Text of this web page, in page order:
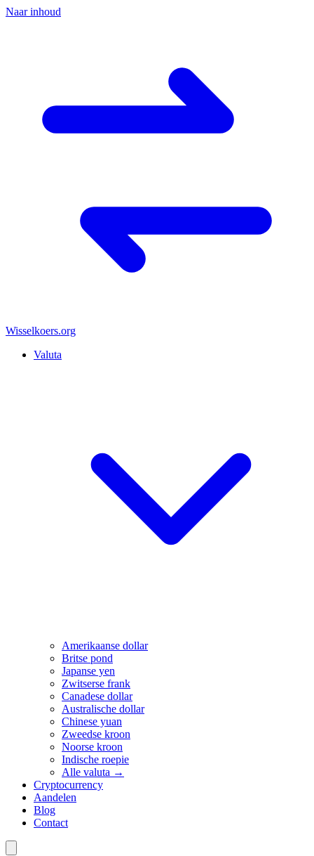
Naar inhoud
Wisselkoers.org
Valuta
Amerikaanse dollar
Britse pond
Japanse yen
Zwitserse frank
Canadese dollar
Australische dollar
Chinese yuan
Zweedse kroon
Noorse kroon
Indische roepie
Alle valuta →
Cryptocurrency
Aandelen
Blog
Contact